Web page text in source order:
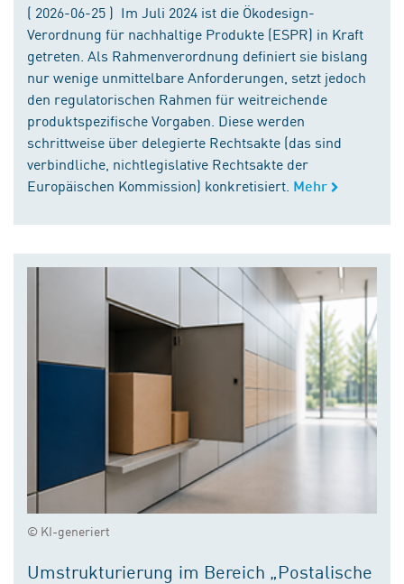
( 2026-06-25 ) Im Juli 2024 ist die Ökodesign-
Verordnung für nachhaltige Produkte (ESPR) in Kraft
getreten. Als Rahmenverordnung definiert sie bislang
nur wenige unmittelbare Anforderungen, setzt jedoch
den regulatorischen Rahmen für weitreichende
produktspezifische Vorgaben. Diese werden
schrittweise über delegierte Rechtsakte (das sind
verbindliche, nichtlegislative Rechtsakte der
Europäischen Kommission) konkretisiert. Mehr
© KI-generiert
Umstrukturierung im Bereich „Postalische